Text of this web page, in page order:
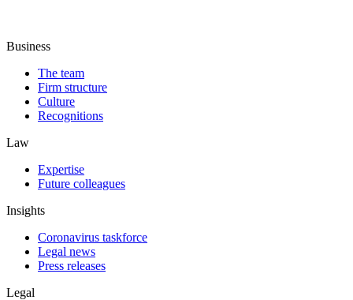
Business
The team
Firm structure
Culture
Recognitions
Law
Expertise
Future colleagues
Insights
Coronavirus taskforce
Legal news
Press releases
Legal